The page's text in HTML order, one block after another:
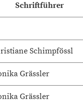
Schriftführer
Schimpfössl
Grässler
Grässler